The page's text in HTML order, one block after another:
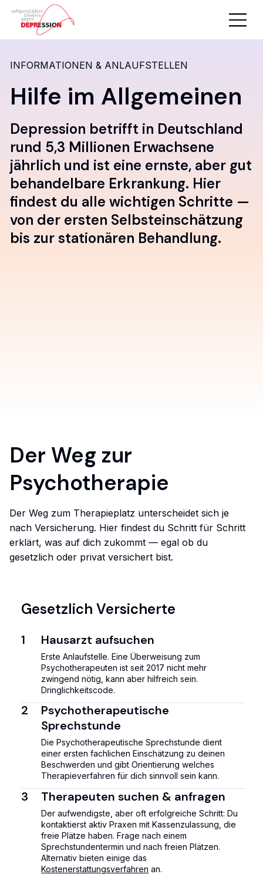
INFORMATIONEN & ANLAUFSTELLEN
Hilfe im Allgemeinen
Depression betrifft in Deutschland
rund 5,3 Millionen Erwachsene
jährlich und ist eine ernste, aber gut
behandelbare Erkrankung. Hier
findest du alle wichtigen Schritte —
von der ersten Selbsteinschätzung
bis zur stationären Behandlung.
Der Weg zur
Psychotherapie
Der Weg zum Therapieplatz unterscheidet sich je
nach Versicherung. Hier findest du Schritt für Schritt
erklärt, was auf dich zukommt — egal ob du
gesetzlich oder privat versichert bist.
Gesetzlich Versicherte
1 Hausarzt aufsuchen
Erste Anlaufstelle. Eine Überweisung zum
Psychotherapeuten ist seit 2017 nicht mehr
zwingend nötig, kann aber hilfreich sein.
Dringlichkeitscode.
2
Psychotherapeutische
Sprechstunde
Die Psychotherapeutische Sprechstunde dient
einer ersten fachlichen Einschätzung zu deinen
Beschwerden und gibt Orientierung welches
Therapieverfahren für dich sinnvoll sein kann.
3 Therapeuten suchen & anfragen
Der aufwendigste, aber oft erfolgreiche Schritt: Du
kontaktierst aktiv Praxen mit Kassenzulassung, die
freie Plätze haben. Frage nach einem
Sprechstundentermin und nach freien Plätzen.
Alternativ bieten einige das
Kostenerstattungsverfahren an.